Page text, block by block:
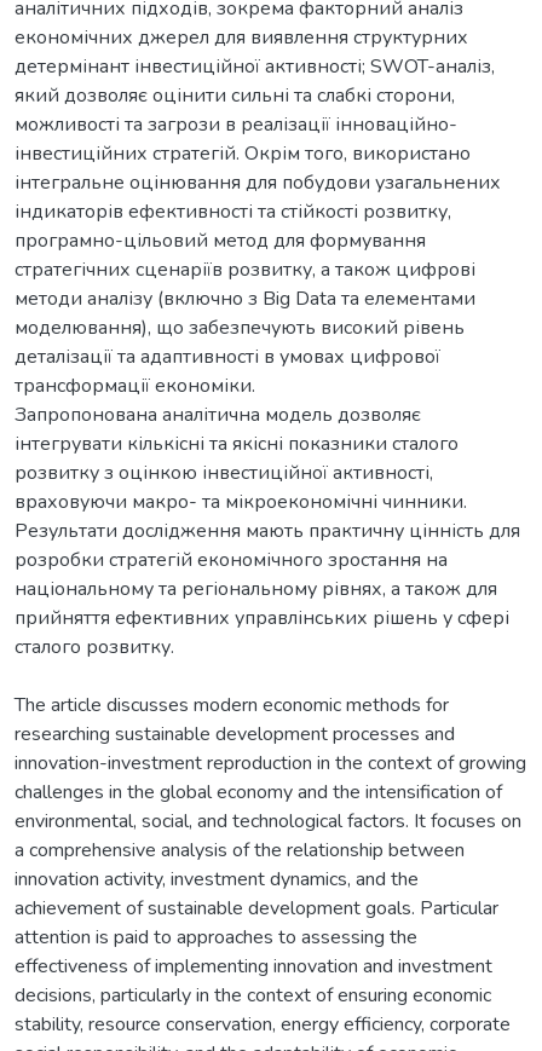
аналітичних підходів, зокрема факторний аналіз
економічних джерел для виявлення структурних
детермінант інвестиційної активності; SWOT-аналіз,
який дозволяє оцінити сильні та слабкі сторони,
можливості та загрози в реалізації інноваційно-
інвестиційних стратегій. Окрім того, використано
інтегральне оцінювання для побудови узагальнених
індикаторів ефективності та стійкості розвитку,
програмно-цільовий метод для формування
стратегічних сценаріїв розвитку, а також цифрові
методи аналізу (включно з Big Data та елементами
моделювання), що забезпечують високий рівень
деталізації та адаптивності в умовах цифрової
трансформації економіки.
Запропонована аналітична модель дозволяє
інтегрувати кількісні та якісні показники сталого
розвитку з оцінкою інвестиційної активності,
враховуючи макро- та мікроекономічні чинники.
Результати дослідження мають практичну цінність для
розробки стратегій економічного зростання на
національному та регіональному рівнях, а також для
прийняття ефективних управлінських рішень у сфері
сталого розвитку.
The article discusses modern economic methods for
researching sustainable development processes and
innovation-investment reproduction in the context of growing
challenges in the global economy and the intensification of
environmental, social, and technological factors. It focuses on
a comprehensive analysis of the relationship between
innovation activity, investment dynamics, and the
achievement of sustainable development goals. Particular
attention is paid to approaches to assessing the
effectiveness of implementing innovation and investment
decisions, particularly in the context of ensuring economic
stability, resource conservation, energy efficiency, corporate